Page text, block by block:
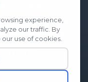
Abend
an der Quelle
und Ihren
.‡